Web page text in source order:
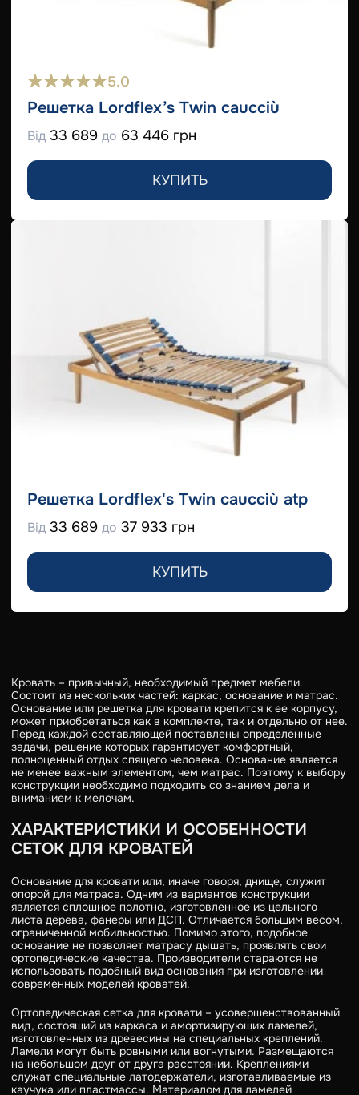
5.0
Решетка Lordflex’s Twin caucciù
Від 33 689 до 63 446 грн
КУПИТЬ
Решетка Lordflex's Twin caucciù atp
Від 33 689 до 37 933 грн
КУПИТЬ
Кровать – привычный, необходимый предмет мебели.
Состоит из нескольких частей: каркас, основание и матрас.
Основание или решетка для кровати крепится к ее корпусу,
может приобретаться как в комплекте, так и отдельно от нее.
Перед каждой составляющей поставлены определенные
задачи, решение которых гарантирует комфортный,
полноценный отдых спящего человека. Основание является
не менее важным элементом, чем матрас. Поэтому к выбору
конструкции необходимо подходить со знанием дела и
вниманием к мелочам.
ХАРАКТЕРИСТИКИ И ОСОБЕННОСТИ
СЕТОК ДЛЯ КРОВАТЕЙ
Основание для кровати или, иначе говоря, днище, служит
опорой для матраса. Одним из вариантов конструкции
является сплошное полотно, изготовленное из цельного
листа дерева, фанеры или ДСП. Отличается большим весом,
ограниченной мобильностью. Помимо этого, подобное
основание не позволяет матрасу дышать, проявлять свои
ортопедические качества. Производители стараются не
использовать подобный вид основания при изготовлении
современных моделей кроватей.
Ортопедическая сетка для кровати – усовершенствованный
вид, состоящий из каркаса и амортизирующих ламелей,
изготовленных из древесины на специальных креплений.
Ламели могут быть ровными или вогнутыми. Размещаются
на небольшом друг от друга расстоянии. Креплениями
служат специальные латодержатели, изготавливаемые из
каучука или пластмассы. Материалом для ламелей